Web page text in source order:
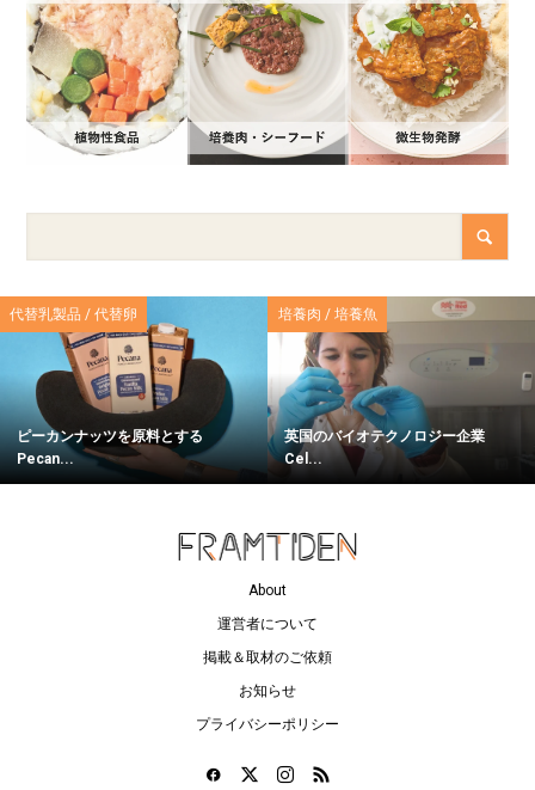
代替乳製品 / 代替卵
ピーカンナッツを原料とする
Pecan...
培養肉 / 培養魚
英国のバイオテクノロジー企業
Cel...
About
運営者について
掲載＆取材のご依頼
お知らせ
プライバシーポリシー